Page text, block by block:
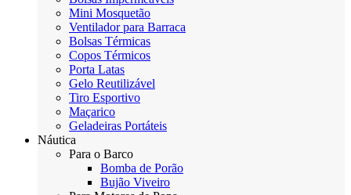
Mini Mosquetão
Ventilador para Barraca
Bolsas Térmicas
Copos Térmicos
Porta Latas
Gelo Reutilizável
Tiro Esportivo
Maçarico
Geladeiras Portáteis
Náutica
Para o Barco
Bomba de Porão
Bujão Viveiro